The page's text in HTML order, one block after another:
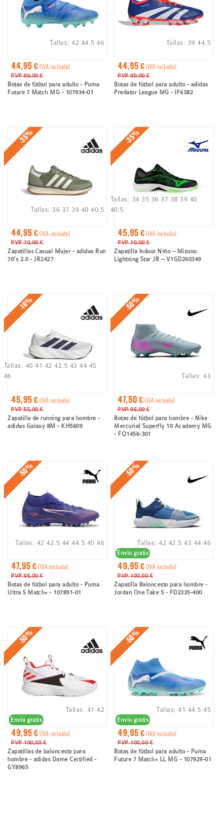
44,95 €(IVA incluido)
PVP 90,00 €
Botas de fútbol para adulto - Puma
Future 7 Match MG - 107934-01
Tallas:42 44.5 46
44,95 €(IVA incluido)
PVP 90,00 €
Botas de fútbol para adulto - adidas
Predator League MG - IF6382
Tallas: 39 44.5
-35%
44,95 €(IVA incluido)
PVP 70,00 €
Zapatillas Casual Mujer - adidas Run
70’s 2.0 - JR2427
Tallas: 36 37 39 40 40.5
-35%
45,95 €(IVA incluido)
PVP 70,00 €
Zapatilla Indoor Niño – Mizuno
Lightning Star JR – V1GD260349
Tallas: 34 35 36 37 38 39 40
40.5
-16%
45,95 €(IVA incluido)
PVP 55,00 €
Zapatilla de running para hombre -
adidas Galaxy 8M - KH5609
Tallas: 40 41 42 42.5 43 44 45
46
-50%
47,50 €(IVA incluido)
PVP 95,00 €
Botas de fútbol para hombre - Nike
Mercurial Superfly 10 Academy MG
- FQ1456-301
Tallas:43
-50%
47,95 €(IVA incluido)
PVP 95,00 €
Botas de fútbol para adulto - Puma
Ultra 5 Match+ - 107891-01
Tallas: 42 42.5 44 44.5 45 46
Envío gratis
-50%
49,95 €(IVA incluido)
PVP 100,00 €
Zapatilla Baloncesto para hombre -
Jordan One Take 5 - FD2335-400
Tallas:42 42.5 43 44 46
Envío gratis
-50%
49,95 €(IVA incluido)
PVP 100,00 €
Zapatillas de baloncesto para
hombre - adidas Dame Certified -
GY8965
Tallas: 41 42
Envío gratis
-50%
49,95 €(IVA incluido)
PVP 100,00 €
Botas de fútbol para adulto - Puma
Future 7 Match+ LL MG - 107929-01
Tallas:41 44.5 45